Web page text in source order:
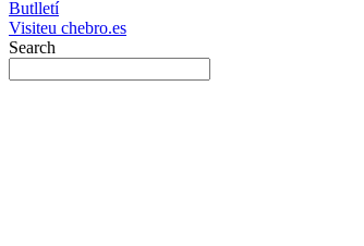
Butlletí
Visiteu chebro.es
Search